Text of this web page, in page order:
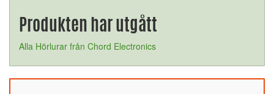
Produkten har utgått
Alla Hörlurar från Chord Electronics